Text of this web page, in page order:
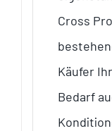
Cross
Käufer
Bedarf